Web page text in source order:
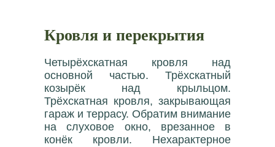
Кровля и перекрытия
Четырёхскатная кровля над
основной частью. Трёхскатный
козырёк над крыльцом.
Трёхскатная кровля, закрывающая
гараж и террасу. Обратим внимание
на слуховое окно, врезанное в
конёк кровли. Нехарактерное